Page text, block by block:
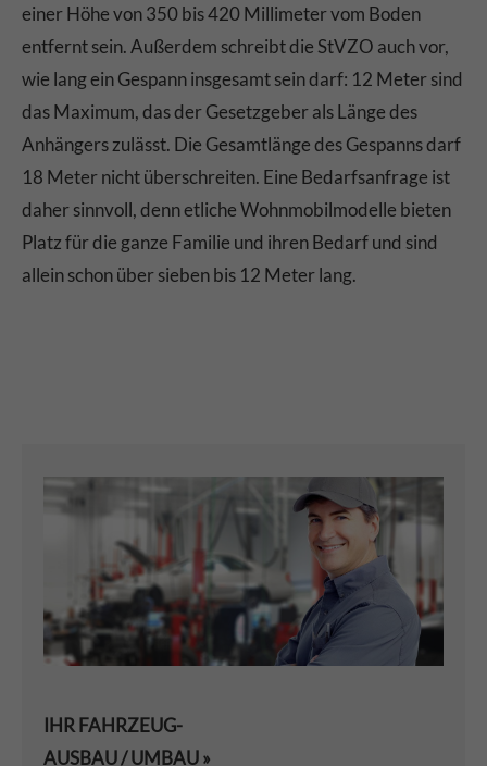
einer Höhe von 350 bis 420 Millimeter vom Boden
entfernt sein. Außerdem schreibt die StVZO auch vor,
wie lang ein Gespann insgesamt sein darf: 12 Meter sind
das Maximum, das der Gesetzgeber als Länge des
Anhängers zulässt. Die Gesamtlänge des Gespanns darf
18 Meter nicht überschreiten. Eine Bedarfsanfrage ist
daher sinnvoll, denn etliche Wohnmobilmodelle bieten
Platz für die ganze Familie und ihren Bedarf und sind
allein schon über sieben bis 12 Meter lang.
IHR FAHRZEUG-
AUSBAU / UMBAU »